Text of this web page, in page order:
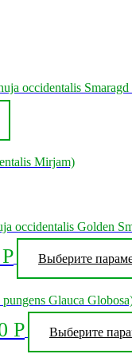
occidentalis
Mirjam)
occidentalis Golden
Р Выберите
Glauca
Р Выберите